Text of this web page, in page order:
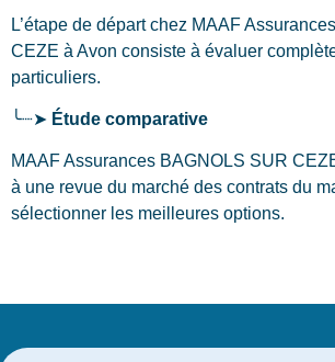
L’étape de départ chez MAAF
CEZE à Avon consiste à évaluer
particuliers.
╰┈➤ Étude comparative
MAAF Assurances BAGNOLS SUR
à une revue du marché des contrats du
sélectionner les meilleures options.